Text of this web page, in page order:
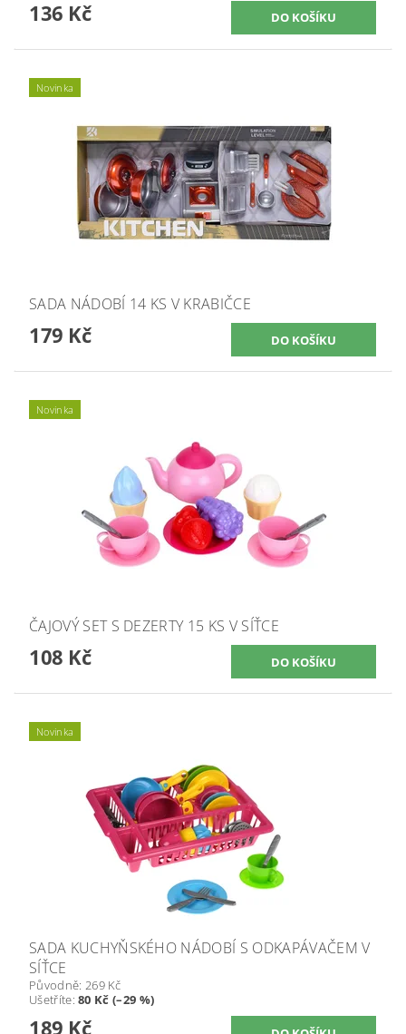
136 Kč
Novinka
SADA NÁDOBÍ 14 KS V KRABIČCE
179 Kč
Novinka
ČAJOVÝ SET S DEZERTY 15 KS V SÍŤCE
108 Kč
Novinka
SADA KUCHYŇSKÉHO NÁDOBÍ S ODKAPÁVAČEM V
SÍŤCE
Původně: 269 Kč
Ušetříte:80 Kč (–29 %)
189 Kč